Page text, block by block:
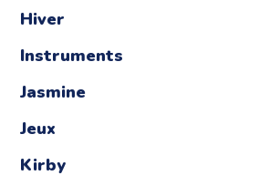
Hiver
Instruments
Jasmine
Jeux
Kirby